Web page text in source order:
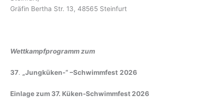
Gräfin Bertha Str. 13, 48565 Steinfurt
Wettkampfprogramm zum
37. „Jungküken-“ –Schwimmfest 2026
Einlage zum 37. Küken-Schwimmfest 2026